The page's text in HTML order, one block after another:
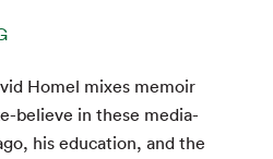
Homel mix­es mem­oir
believe in these medi­a­
his edu­ca­tion, and the